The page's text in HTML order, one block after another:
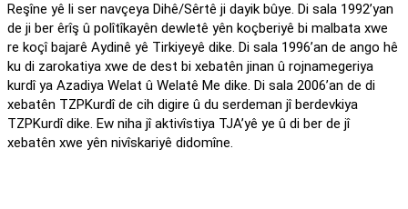
Reşîne yê li ser navçeya Dihê/Sêrtê ji dayik bûye. Di sala 1992’yan
de ji ber êrîş û polîtîkayên dewletê yên koçberiyê bi malbata xwe
re koçî bajarê Aydinê yê Tirkiyeyê dike. Di sala 1996’an de ango hê
ku di zarokatiya xwe de dest bi xebatên jinan û rojnamegeriya
kurdî ya Azadiya Welat û Welatê Me dike. Di sala 2006’an de di
xebatên TZPKurdî de cih digire û du serdeman jî berdevkiya
TZPKurdî dike. Ew niha jî aktivîstiya TJA’yê ye û di ber de jî
xebatên xwe yên nivîskariyê didomîne.